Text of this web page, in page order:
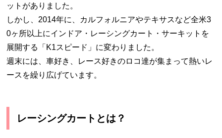
ットがありました。
しかし、2014年に、カルフォルニアやテキサスなど全米3
0ヶ所以上にインドア・レーシングカート・サーキットを
展開する「K1スピード」に変わりました。
週末には、車好き、レース好きのロコ達が集まって熱いレ
ースを繰り広げています。
レーシングカートとは？